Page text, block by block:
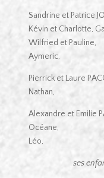
Sandrine et Patrice
Kévin et Charlotte,
Wilfried et Pauline,
Aymeric,
Pierrick et Laure
Nathan,
Alexandre et Emilie
Océane,
Léo,
ses